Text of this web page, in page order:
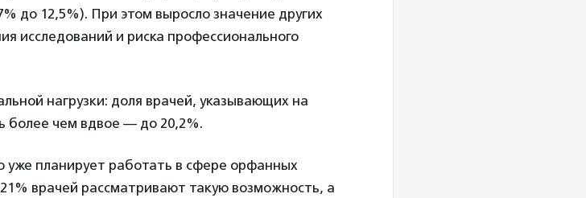
до 12,5%). При этом выросло значение других
исследований и риска профессионального
нагрузки: доля врачей, указывающих на
более чем вдвое — до 20,2%.
уже планирует работать в сфере орфанных
врачей рассматривают такую возможность, а